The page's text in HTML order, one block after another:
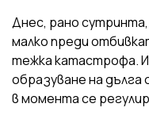
Днес, рано
малко преди
тежка катастрофа.
образуване на
в момента се